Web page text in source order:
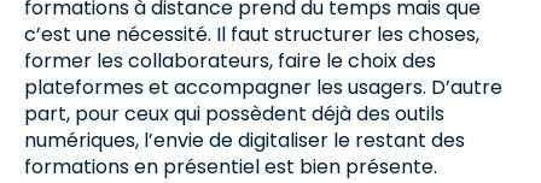
formations à distance prend du temps mais que
c’est une nécessité. Il faut structurer les choses,
former les collaborateurs, faire le choix des
plateformes et accompagner les usagers. D’autre
part, pour ceux qui possèdent déjà des outils
numériques, l’envie de digitaliser le restant des
formations en présentiel est bien présente.